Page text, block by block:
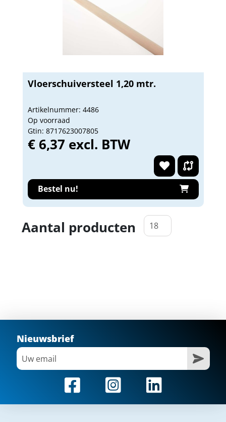
Vloerschuiversteel 1,20 mtr.
Artikelnummer: 4486
Op voorraad
Gtin: 8717623007805
€ 6,37 excl. BTW
Bestel nu!
Aantal producten
Nieuwsbrief